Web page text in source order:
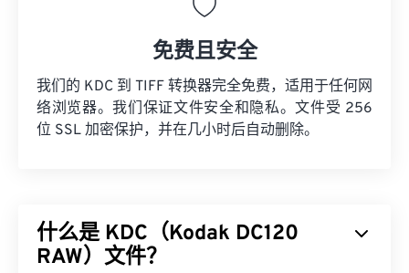
免费且安全
我们的 KDC 到 TIFF 转换器完全免费，适用于任何网
络浏览器。我们保证文件安全和隐私。文件受 256
位 SSL 加密保护，并在几小时后自动删除。
什么是 KDC（Kodak DC120
RAW）文件？